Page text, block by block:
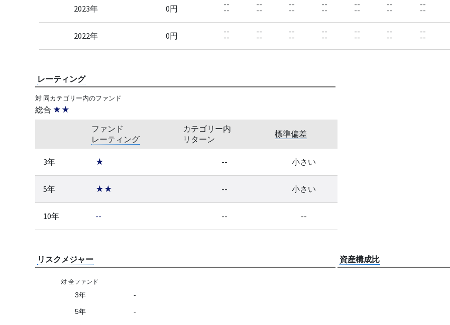
2023年 0円 --
--
--
--
--
--
--
--
--
--
--
--
--
--
2022年 0円 --
--
--
--
--
--
--
--
--
--
--
--
--
--
レーティング
対 同カテゴリー内のファンド
総合 ★★
ファンド
レーティング
カテゴリー内
リターン
標準偏差
3年 ★ -- 小さい
5年 ★★ -- 小さい
10年 -- -- --
リスクメジャー
対 全ファンド
3年 -
5年 -
資産構成比